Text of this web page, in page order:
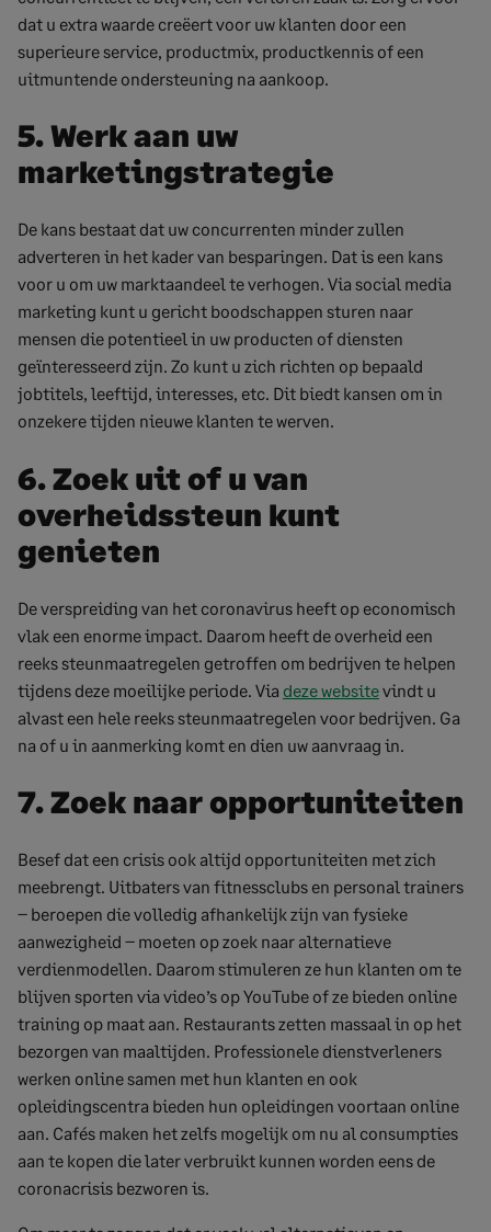
dat u extra waarde creëert voor uw klanten door een
superieure service, productmix, productkennis of een
uitmuntende ondersteuning na aankoop.
5. Werk aan uw
marketingstrategie
De kans bestaat dat uw concurrenten minder zullen
adverteren in het kader van besparingen. Dat is een kans
voor u om uw marktaandeel te verhogen. Via social media
marketing kunt u gericht boodschappen sturen naar
mensen die potentieel in uw producten of diensten
geïnteresseerd zijn. Zo kunt u zich richten op bepaald
jobtitels, leeftijd, interesses, etc. Dit biedt kansen om in
onzekere tijden nieuwe klanten te werven.
6. Zoek uit of u van
overheidssteun kunt
genieten
De verspreiding van het coronavirus heeft op economisch
vlak een enorme impact. Daarom heeft de overheid een
reeks steunmaatregelen getroffen om bedrijven te helpen
tijdens deze moeilijke periode. Via deze websitevindt u
alvast een hele reeks steunmaatregelen voor bedrijven. Ga
na of u in aanmerking komt en dien uw aanvraag in.
7. Zoek naar opportuniteiten
Besef dat een crisis ook altijd opportuniteiten met zich
meebrengt. Uitbaters van fitnessclubs en personal trainers
– beroepen die volledig afhankelijk zijn van fysieke
aanwezigheid – moeten op zoek naar alternatieve
verdienmodellen. Daarom stimuleren ze hun klanten om te
blijven sporten via video’s op YouTube of ze bieden online
training op maat aan. Restaurants zetten massaal in op het
bezorgen van maaltijden. Professionele dienstverleners
werken online samen met hun klanten en ook
opleidingscentra bieden hun opleidingen voortaan online
aan. Cafés maken het zelfs mogelijk om nu al consumpties
aan te kopen die later verbruikt kunnen worden eens de
coronacrisis bezworen is.